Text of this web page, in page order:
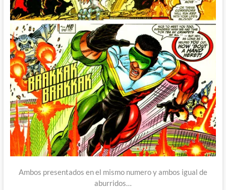
Ambos presentados en el mismo numero y ambos igual de
aburridos…